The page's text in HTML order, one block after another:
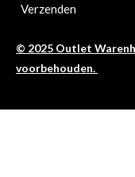
Verzenden
© 2025 Outlet
voorbehouden.